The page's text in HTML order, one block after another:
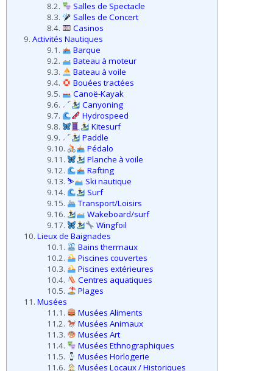
8.2.
Salles de Spectacle
8.3.
Salles de Concert
8.4.
Casinos
9. Activités Nautiques
9.1.
Barque
9.2.
Bateau à moteur
9.3.
Bateau à voile
9.4.
Bouées tractées
9.5.
Canoë-Kayak
9.6.
Canyoning
9.7.
Hydrospeed
9.8.
Kitesurf
9.9.
Paddle
9.10.
Pédalo
9.11.
Planche à voile
9.12.
Rafting
9.13. ⛷
Ski nautique
9.14.
Surf
9.15.
Transport/Loisirs
9.16.
Wakeboard/surf
9.17.
Wingfoil
10. Lieux de Baignades
10.1.
Bains thermaux
10.2.
Piscines couvertes
10.3.
Piscines extérieures
10.4.
Centres aquatiques
10.5.
Plages
11. Musées
11.1.
Musées Aliments
11.2.
Musées Animaux
11.3.
Musées Art
11.4.
Musées Ethnographiques
11.5.
Musées Horlogerie
11.6.
Musées Locaux / Historiques